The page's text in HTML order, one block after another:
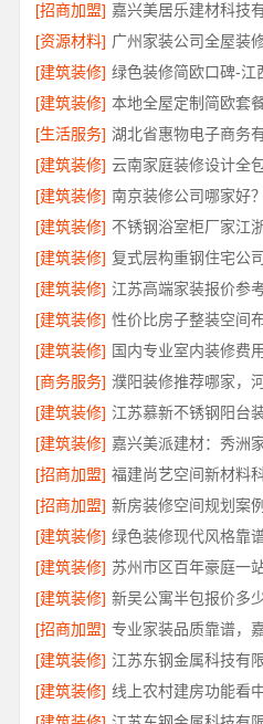
[招商加盟]
[资源材料] 广州家装公司全屋装
[建筑装修]
[建筑装修]
[生活服务]
[建筑装修]
[建筑装修]
[建筑装修]
[建筑装修]
[建筑装修] 江苏高端家装报价参
[建筑装修]
[建筑装修]
[商务服务]
[建筑装修] 江苏慕新不锈钢阳台
[建筑装修] 嘉兴美派建材：秀洲
[招商加盟]
[招商加盟] 新房装修空间规划案
[建筑装修]
[建筑装修] 苏州市区百年豪庭一
[建筑装修] 新吴公寓半包报价多
[招商加盟]
[建筑装修]
[建筑装修]